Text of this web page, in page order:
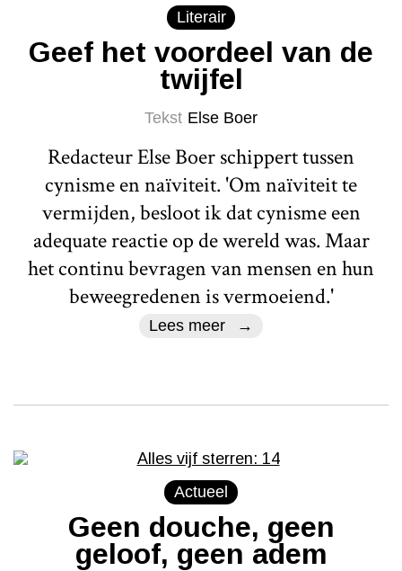
Literair
Geef het voordeel van de
twijfel
Tekst Else Boer
Redacteur Else Boer schippert tussen
cynisme en naïviteit. 'Om naïviteit te
vermijden, besloot ik dat cynisme een
adequate reactie op de wereld was. Maar
het continu bevragen van mensen en hun
beweegredenen is vermoeiend.'
Lees meer
Actueel
Geen douche, geen
geloof, geen adem